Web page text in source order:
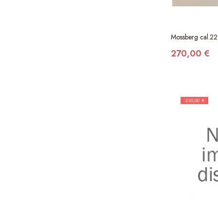
Mossberg
270,00 €
-230,00 €